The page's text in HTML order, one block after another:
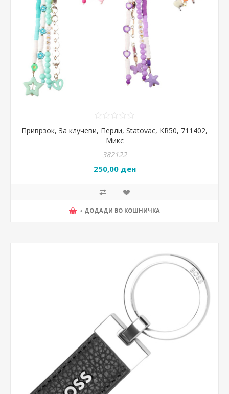
Приврзок, За клучеви, Перли, Statovac, KR50, 711402,
Микс
382122
250,00 ден
+ ДОДАДИ ВО КОШНИЧКА